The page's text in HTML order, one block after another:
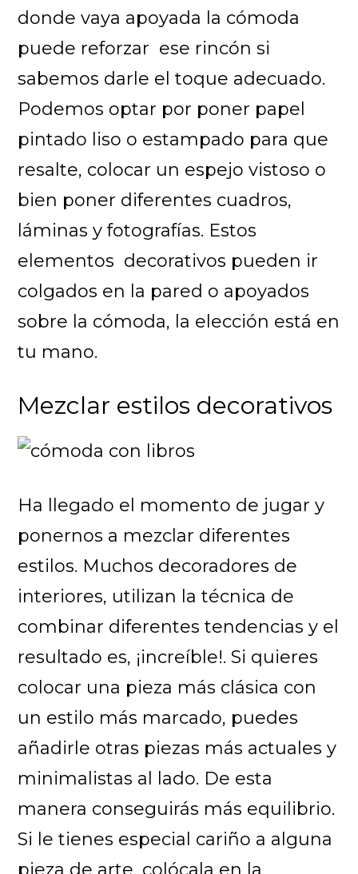
donde vaya apoyada la cómoda
puede reforzar ese rincón si
sabemos darle el toque adecuado.
Podemos optar por poner papel
pintado liso o estampado para que
resalte, colocar un espejo vistoso o
bien poner diferentes cuadros,
láminas y fotografías. Estos
elementos decorativos pueden ir
colgados en la pared o apoyados
sobre la cómoda, la elección está en
tu mano.
Mezclar estilos decorativos
Ha llegado el momento de jugar y
ponernos a mezclar diferentes
estilos. Muchos decoradores de
interiores, utilizan la técnica de
combinar diferentes tendencias y el
resultado es, ¡increíble!. Si quieres
colocar una pieza más clásica con
un estilo más marcado, puedes
añadirle otras piezas más actuales y
minimalistas al lado. De esta
manera conseguirás más equilibrio.
Si le tienes especial cariño a alguna
pieza de arte, colócala en la